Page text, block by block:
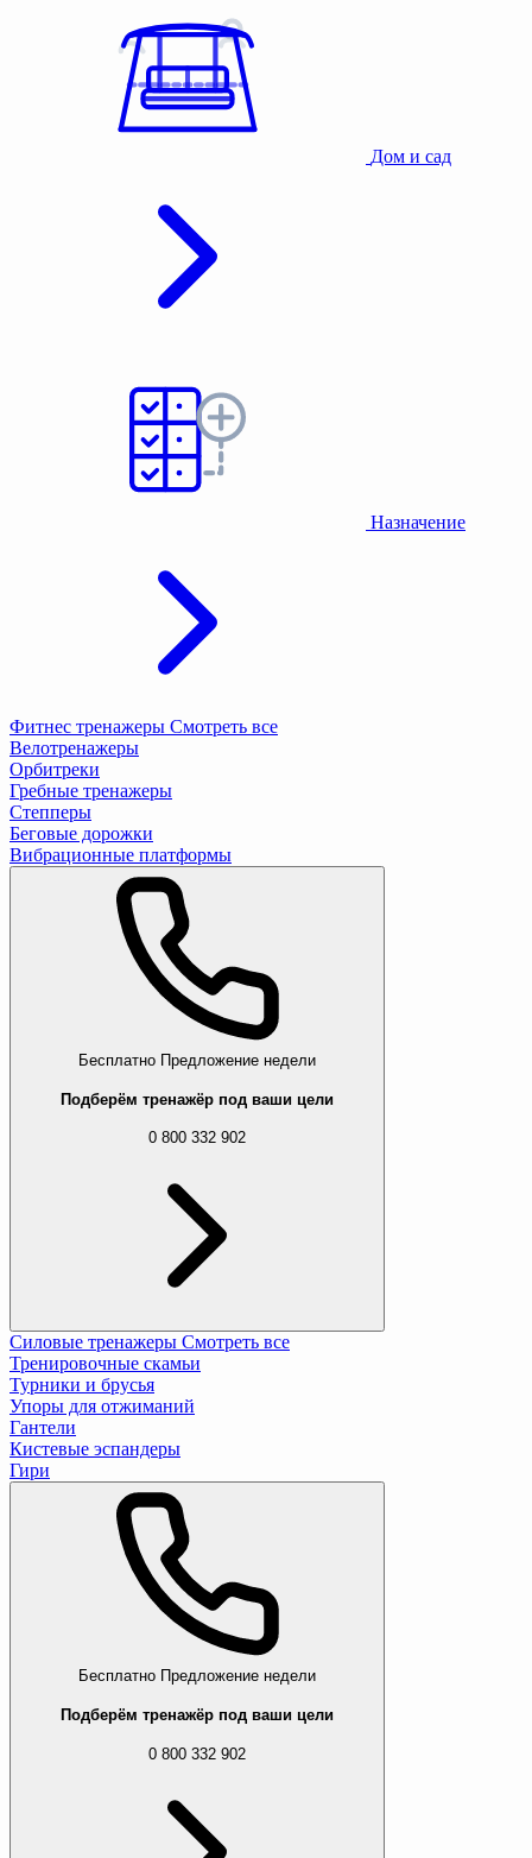
Дом и сад
Назначение
Фитнес тренажеры Смотреть все
Велотренажеры
Орбитреки
Гребные тренажеры
Степперы
Беговые дорожки
Вибрационные платформы
Бесплатно Предложение недели
Подберём тренажёр под ваши цели
0 800 332 902
Силовые тренажеры Смотреть все
Тренировочные скамьи
Турники и брусья
Упоры для отжиманий
Гантели
Кистевые эспандеры
Гири
Бесплатно Предложение недели
Подберём тренажёр под ваши цели
0 800 332 902